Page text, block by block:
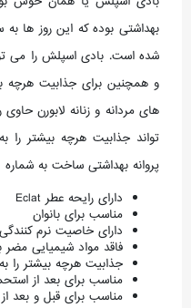
شده است. بادی اسپلش را می
و همچنین برای جذابیت هرچه
های مردانه و زنانه لابورن
تواند جذابیت هرچه بیشتر
پروانه بهداشتی ساخت به شماره 2455/ظ/56 می باشد.
دارای رایحه عطر Eclat
مناسب برای بانوان
دارای خاصیت نرم
فاقد مواد شیمیایی
جذابیت هرچه بیشتر را
مناسب برای بعد از
مناسب برای قبل و بعد